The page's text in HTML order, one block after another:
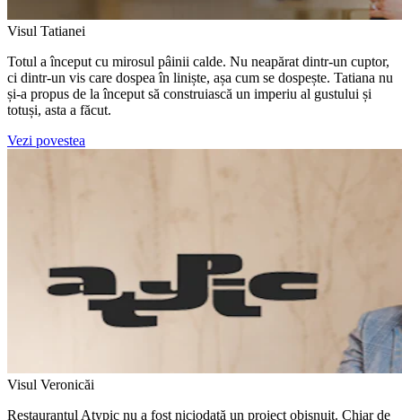
Visul Tatianei
Totul a început cu mirosul pâinii calde. Nu neapărat dintr-un cuptor,
ci dintr-un vis care dospea în liniște, așa cum se dospește. Tatiana nu
și-a propus de la început să construiască un imperiu al gustului și
totuși, asta a făcut.
Vezi povestea
Visul Veronicăi
Restaurantul Atypic nu a fost niciodată un proiect obișnuit. Chiar de